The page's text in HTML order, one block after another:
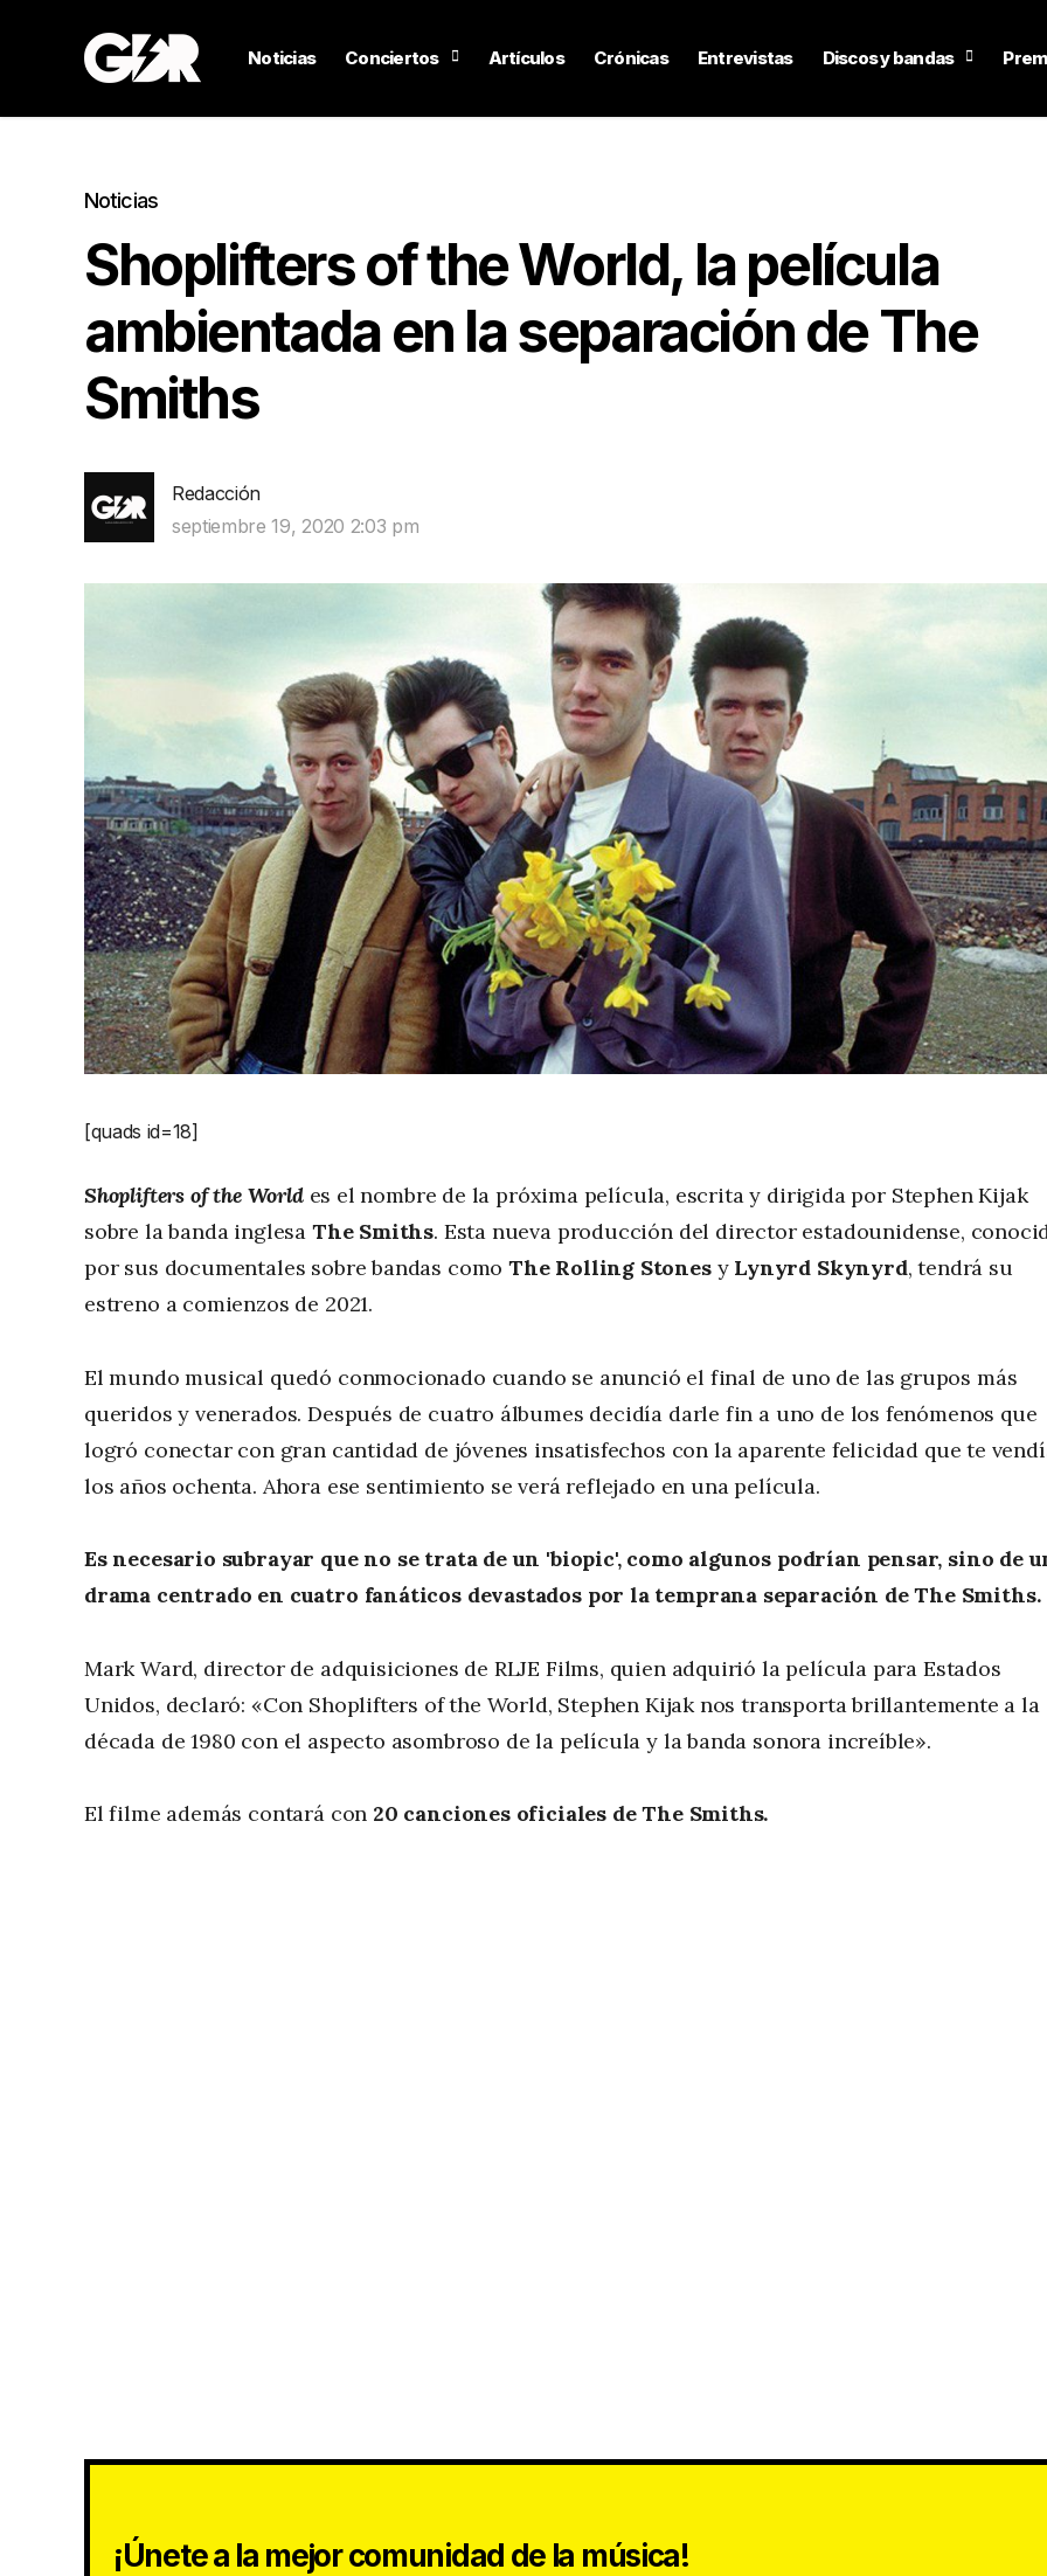
Noticias Conciertos Artículos Crónicas Entrevistas Discos y bandas
Noticias
Shoplifters of the World, la película
ambientada en la separación de The
Smiths
Redacción
septiembre 19, 2020 2:03 pm
[quads id=18]
Shoplifters of the Worldes el nombre de la próxima película, escrita y dirigida por Stephen Kijak
sobre la banda inglesa The Smiths. Esta nueva producción del director estadounidense,
por sus documentales sobre bandas como The Rolling Stonesy Lynyrd Skynyrd, tendrá su
estreno a comienzos de 2021.
El mundo musical quedó conmocionado cuando se anunció el final de uno de las grupos más
queridos y venerados. Después de cuatro álbumes decidía darle fin a uno de los fenómenos que
logró conectar con gran cantidad de jóvenes insatisfechos con la aparente felicidad que te
los años ochenta. Ahora ese sentimiento se verá reflejado en una película.
Es necesario subrayar que no se trata de un 'biopic', como algunos podrían pensar, sino de
drama centrado en cuatro fanáticos devastados por la temprana separación de The Smiths.
Mark Ward, director de adquisiciones de RLJE Films, quien adquirió la película para Estados
Unidos, declaró: «Con Shoplifters of the World, Stephen Kijak nos transporta brillantemente a la
década de 1980 con el aspecto asombroso de la película y la banda sonora increíble».
El filme además contará con 20 canciones oficiales de The Smiths.
¡Únete a la mejor comunidad de la música!